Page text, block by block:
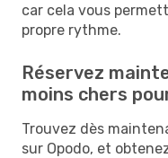
car cela vous
propre rythme.
Réservez
moins chers
Trouvez dès
sur Opodo, et